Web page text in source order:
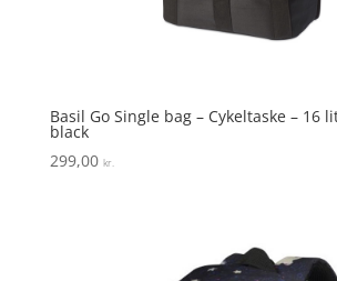
Basil Go Single bag – Cykeltaske – 16
black
299,00 kr.